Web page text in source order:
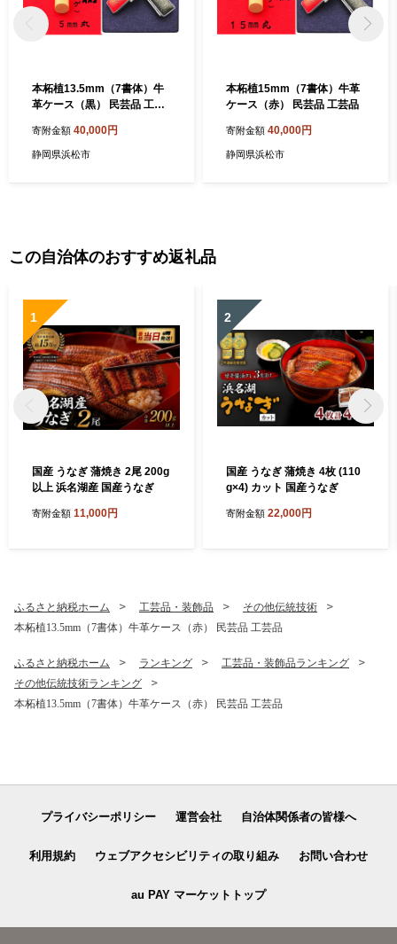
本柘植13.5mm（7書体）牛
革ケース（黒） 民芸品 工芸
寄附金額 40,000円
静岡県浜松市
本柘植15mm（7書体）牛革
ケース（赤） 民芸品 工芸品
寄附金額 40,000円
静岡県浜松市
この自治体のおすすめ返礼品
1
国産 うなぎ 蒲焼き 2尾 200g
以上 浜名湖産 国産うなぎ
寄附金額 11,000円
2
国産 うなぎ 蒲焼き 4枚 (110
g×4) カット 国産うなぎ
寄附金額 22,000円
ふるさと納税ホーム 工芸品・装飾品
その他伝統技術
本柘植13.5mm（7書体）牛革ケース（赤） 民芸品 工芸品
ふるさと納税ホーム ランキング
工芸品・装飾品ランキング
その他伝統技術ランキング
本柘植13.5mm（7書体）牛革ケース（赤） 民芸品 工芸品
プライバシーポリシー 運営会社 自治体関係者の皆様へ
利用規約 ウェブアクセシビリティの取り組み お問い合わせ
au PAY マーケットトップ